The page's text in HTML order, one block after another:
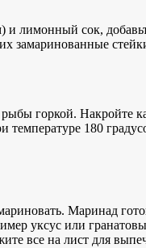
и лимонный сок,
замаринованные
горкой. Накройте
температуре 180
Маринад
уксус или
все на лист для